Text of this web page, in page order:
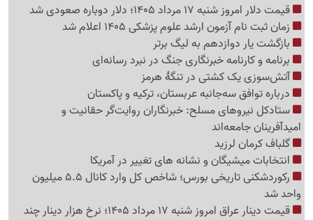
قیمت دلار امروز شنبه 17 مرداد 1405؛ دلار دوباره صعودی شد
زمان ثبت نام آزمون ارشد علوم پزشکی 1405 اعلام شد
بازگشت یار دوازدهم به لیگ برتر
برنامه و کارنامه خبرنگاری جنگ در نبرد رسانه‌ای
آتش‌سوزی یک کشتی در تنگهٔ هرمز
درباره توافق سه‌جانبه عربستان، ترکیه و پاکستان
ستادکل نیروهای مسلح: خبرنگاران روایت‌گر حقانیت و
امیدآفرینان جامعه‌اند
گلباف کرمان لرزید
انتخابات میشیگان و نشانه های تغییر در آمریکا
رکوردشکنی تاریخی بورس؛ شاخص کل وارد کانال 5.5 میلیون
واحد شد
قیمت دینار عراق امروز شنبه 17 مرداد 1405؛ نرخ هزار دینار چند